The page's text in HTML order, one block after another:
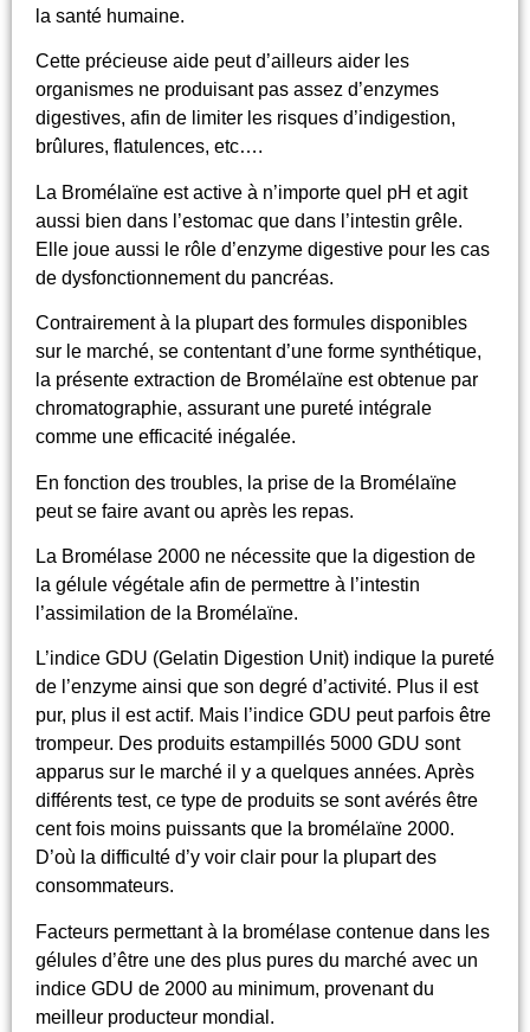
la santé humaine.
Cette précieuse aide peut d’ailleurs aider les
organismes ne produisant pas assez d’enzymes
digestives, afin de limiter les risques d’indigestion,
brûlures, flatulences, etc….
La Bromélaïne est active à n’importe quel pH et agit
aussi bien dans l’estomac que dans l’intestin grêle.
Elle joue aussi le rôle d’enzyme digestive pour les cas
de dysfonctionnement du pancréas.
Contrairement à la plupart des formules disponibles
sur le marché, se contentant d’une forme synthétique,
la présente extraction de Bromélaïne est obtenue par
chromatographie, assurant une pureté intégrale
comme une efficacité inégalée.
En fonction des troubles, la prise de la Bromélaïne
peut se faire avant ou après les repas.
La Bromélase 2000 ne nécessite que la digestion de
la gélule végétale afin de permettre à l’intestin
l’assimilation de la Bromélaïne.
L’indice GDU (Gelatin Digestion Unit) indique la pureté
de l’enzyme ainsi que son degré d’activité. Plus il est
pur, plus il est actif. Mais l’indice GDU peut parfois être
trompeur. Des produits estampillés 5000 GDU sont
apparus sur le marché il y a quelques années. Après
différents test, ce type de produits se sont avérés être
cent fois moins puissants que la bromélaïne 2000.
D’où la difficulté d’y voir clair pour la plupart des
consommateurs.
Facteurs permettant à la bromélase contenue dans les
gélules d’être une des plus pures du marché avec un
indice GDU de 2000 au minimum, provenant du
meilleur producteur mondial.